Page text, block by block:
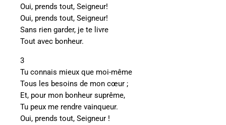
Oui, prends tout, Seigneur!
Oui, prends tout, Seigneur!
Sans rien garder, je te livre
Tout avec bonheur.
3
Tu connais mieux que moi-même
Tous les besoins de mon cœur ;
Et, pour mon bonheur suprême,
Tu peux me rendre vainqueur.
Oui, prends tout, Seigneur !